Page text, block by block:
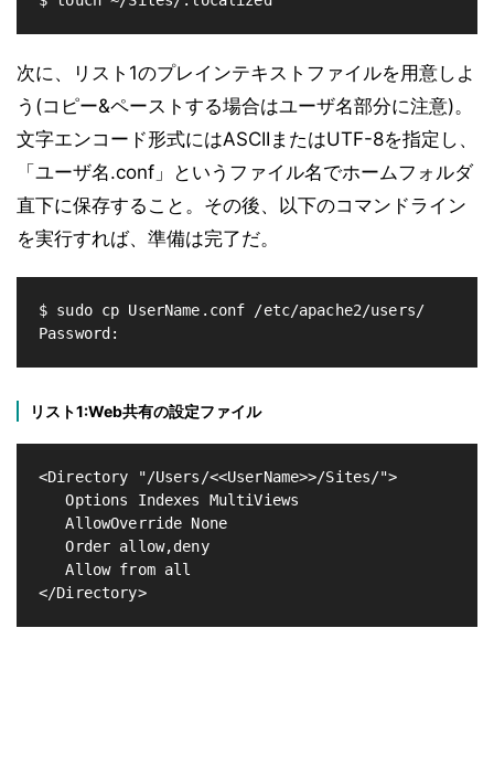
次に、リスト1のプレインテキストファイルを用意しよ
う(コピー&ペーストする場合はユーザ名部分に注意)。
文字エンコード形式にはASCIIまたはUTF-8を指定し、
「ユーザ名.conf」というファイル名でホームフォルダ
直下に保存すること。その後、以下のコマンドライン
を実行すれば、準備は完了だ。
$ sudo cp UserName.conf /etc/apache2/users/
リスト1:Web共有の設定ファイル
<Directory "/Users/<<UserName>>/Sites/">
   Options Indexes MultiViews
   AllowOverride None
   Order allow,deny
   Allow from all
</Directory>